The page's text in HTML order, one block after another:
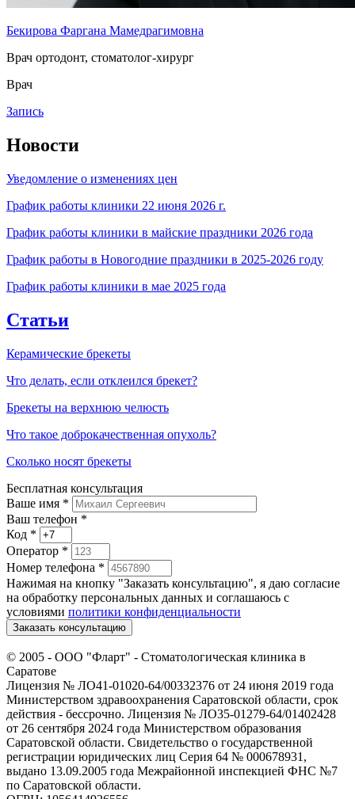
Бекирова Фаргана Мамедрагимовна
Врач ортодонт, стоматолог-хирург
Врач
Запись
Новости
Уведомление о изменениях цен
График работы клиники 22 июня 2026 г.
График работы клиники в майские праздники 2026 года
График работы в Новогодние праздники в 2025-2026 году
График работы клиники в мае 2025 года
Статьи
Керамические брекеты
Что делать, если отклеился брекет?
Брекеты на верхнюю челюсть
Что такое доброкачественная опухоль?
Сколько носят брекеты
Бесплатная консультация
Ваше имя *
Ваш телефон *
Код *
Оператор *
Номер телефона *
Нажимая на кнопку "Заказать консультацию", я даю согласие
на обработку персональных данных и соглашаюсь c
условиями политики конфиденциальности
Заказать консультацию
© 2005 - ООО "Фларт" - Стоматологическая клиника в
Саратове
Лицензия № ЛО41-01020-64/00332376 от 24 июня 2019 года
Министерством здравоохранения Саратовской области, срок
действия - бессрочно. Лицензия № ЛО35-01279-64/01402428
от 26 сентября 2024 года Министерством образования
Саратовской области. Свидетельство о государственной
регистрации юридических лиц Серия 64 № 000678931,
выдано 13.09.2005 года Межрайонной инспекцией ФНС №7
по Саратовской области.